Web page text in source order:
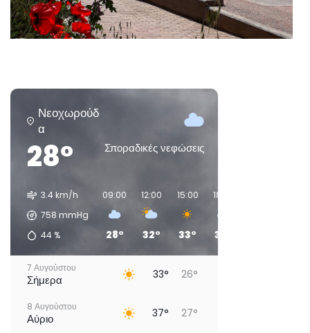
Νεοχωρούδ
α
28° Σποραδικές νεφώσεις
3.4 km/h
758 mmHg
44 %
09:00
28°
12:00
32°
15:00
33°
18:00
33°
7 Αυγούστου
Σήμερα 33° 26°
8 Αυγούστου
Αύριο 37° 27°